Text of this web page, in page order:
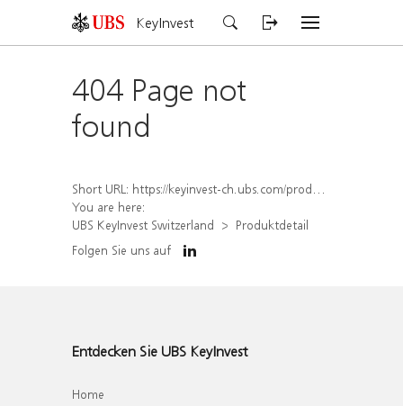
KeyInvest
404 Page not
found
Short URL: https://keyinvest-ch.ubs.com/produkt/detail/index/isin/CH1582451717
You are here:
UBS KeyInvest Switzerland
Produktdetail
Folgen Sie uns auf
Entdecken Sie UBS KeyInvest
Home